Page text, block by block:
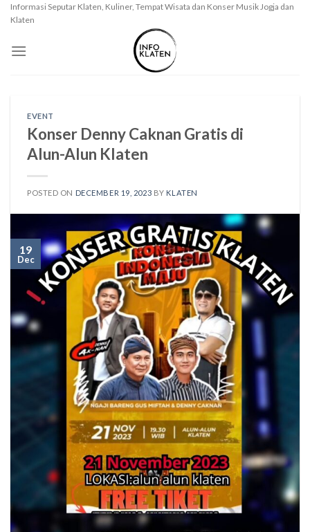
SkipInformasi Seputar Klaten, Kuliner, Tempat Wisata dan Konser Musik Jogja dan
Klaten
EVENT
Konser Denny Caknan Gratis di
Alun-Alun Klaten
POSTED ON DECEMBER 19, 2023 BY KLATEN
19
Dec